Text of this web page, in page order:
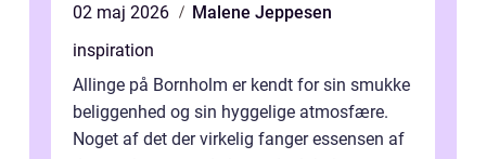
02 maj 2026
Malene Jeppesen
inspiration
Allinge på Bornholm er kendt for sin smukke
beliggenhed og sin hyggelige atmosfære.
Noget af det der virkelig fanger essensen af